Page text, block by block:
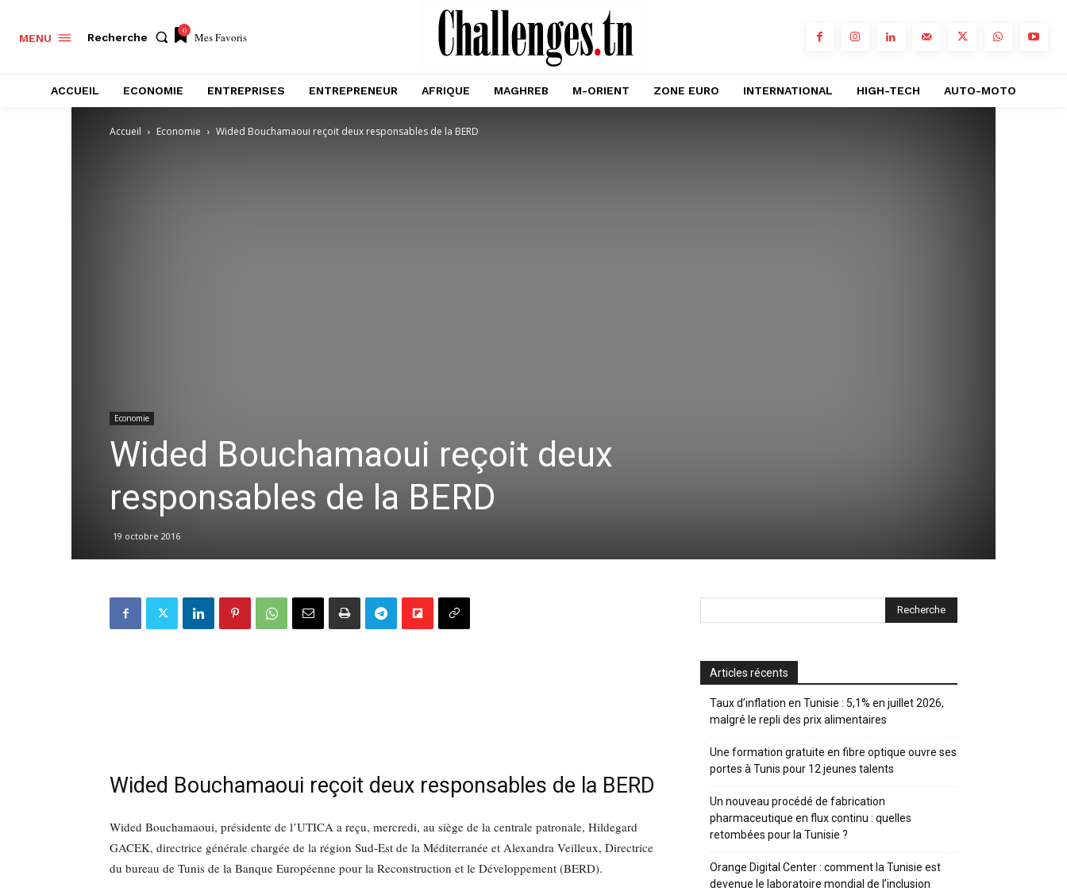
MENU Recherche
0 Mes Favoris
ACCUEIL ECONOMIE ENTREPRISES ENTREPRENEUR AFRIQUE MAGHREB M-ORIENT ZONE EURO INTERNATIONAL HIGH-TECH AUTO-MOTO
Accueil Economie Wided Bouchamaoui reçoit deux responsables de la BERD
Economie
Wided Bouchamaoui reçoit deux
responsables de la BERD
19 octobre 2016
Wided Bouchamaoui reçoit deux responsables de la BERD
Wided Bouchamaoui, présidente de l’UTICA a reçu, mercredi, au siège de la centrale patronale, Hildegard
GACEK, directrice générale chargée de la région Sud-Est de la Méditerranée et Alexandra Veilleux, Directrice
du bureau de Tunis de la Banque Européenne pour la Reconstruction et le Développement (BERD).
Articles récents
Taux d’inflation en Tunisie : 5,1% en juillet 2026,
malgré le repli des prix alimentaires
Une formation gratuite en fibre optique ouvre ses
portes à Tunis pour 12 jeunes talents
Un nouveau procédé de fabrication
pharmaceutique en flux continu : quelles
retombées pour la Tunisie ?
Orange Digital Center : comment la Tunisie est
devenue le laboratoire mondial de l’inclusion